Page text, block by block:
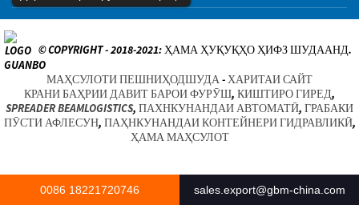
© COPYRIGHT - 2018-2021: ҲАМА ҲУҚУҚҲО ҲИФЗ ШУДААНД.
МАҲСУЛОТИ ПЕШНИҲОДШУДА - ХАРИТАИ САЙТ
КРАНИ БАҲРИИ ДАВИТ БАРОИ ФУРӮШ, КИШТИРО ГИРЕД,
SPREADER BEAMLOGISTICS, ПАХНКУНАНДАИ АВТОМАТӢ, ГРАБАКИ
ПӮСТИ АФЛЕСУН, ПАҲНКУНАНДАИ КОНТЕЙНЕРИ ГИДРАВЛИКӢ,
ҲАМА МАҲСУЛОТ
0086 18221720746 sales.export@gbm-china.com